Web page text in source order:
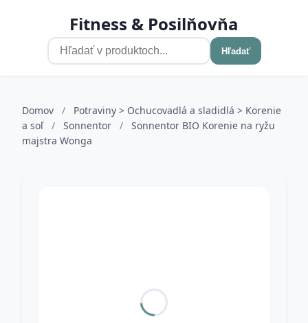
Fitness & Posilňovňa
Hľadať
Domov /
Potraviny > Ochucovadlá a sladidlá > Korenie
a soľ / Sonnentor /
Sonnentor BIO Korenie na ryžu
majstra Wonga